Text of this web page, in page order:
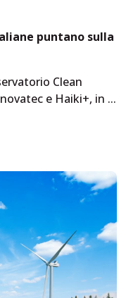
puntano sulla
Clean
e Haiki+, in ...